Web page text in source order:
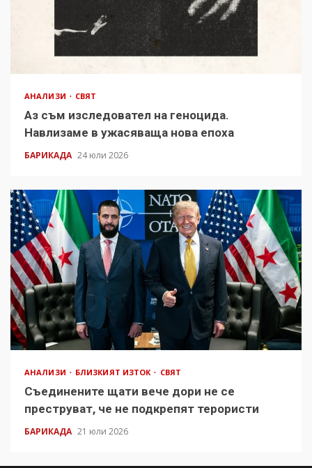
АНАЛИЗИ СВЯТ
Аз съм изследовател на геноцида.
Навлизаме в ужасяваща нова епоха
БАРИКАДА 24 юли 2026
АНАЛИЗИ БЛИЗКИЯТ ИЗТОК СВЯТ
Съединените щати вече дори не се
преструват, че не подкрепят терористи
БАРИКАДА 21 юли 2026